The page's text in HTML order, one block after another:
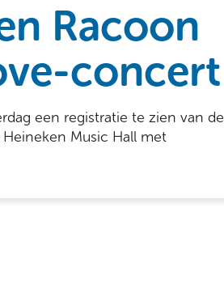
Racoon
concert
een registratie te zien van de
Music Hall met